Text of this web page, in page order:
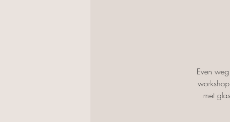
Even
met